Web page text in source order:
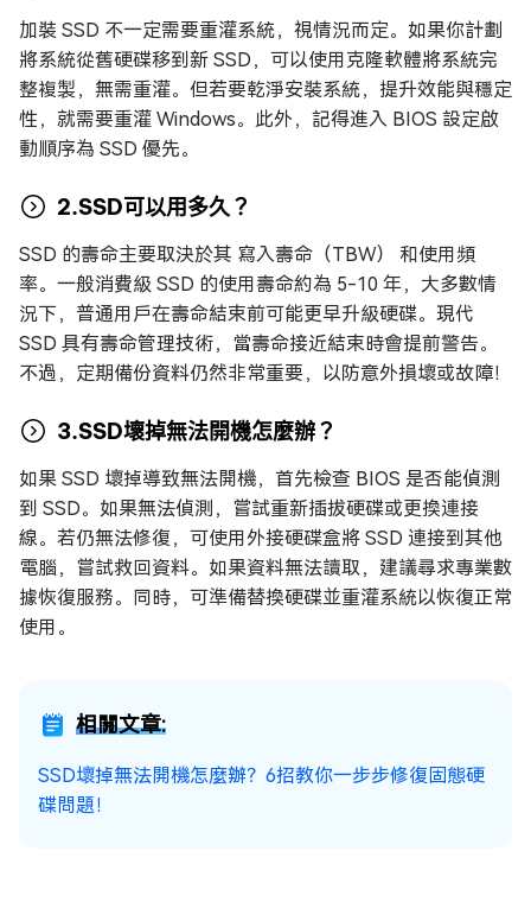
加裝 SSD 不一定需要重灌系統，視情況而定。如果你計劃
將系統從舊硬碟移到新 SSD，可以使用克隆軟體將系統完
整複製，無需重灌。但若要乾淨安裝系統，提升效能與穩定
性，就需要重灌 Windows。此外，記得進入 BIOS 設定啟
動順序為 SSD 優先。
2.SSD可以用多久？
SSD 的壽命主要取決於其 寫入壽命（TBW） 和使用頻
率。一般消費級 SSD 的使用壽命約為 5-10 年，大多數情
況下，普通用戶在壽命結束前可能更早升級硬碟。現代
SSD 具有壽命管理技術，當壽命接近結束時會提前警告。
不過，定期備份資料仍然非常重要，以防意外損壞或故障！
3.SSD壞掉無法開機怎麼辦？
如果 SSD 壞掉導致無法開機，首先檢查 BIOS 是否能偵測
到 SSD。如果無法偵測，嘗試重新插拔硬碟或更換連接
線。若仍無法修復，可使用外接硬碟盒將 SSD 連接到其他
電腦，嘗試救回資料。如果資料無法讀取，建議尋求專業數
據恢復服務。同時，可準備替換硬碟並重灌系統以恢復正常
使用。
相關文章:
SSD壞掉無法開機怎麼辦？6招教你一步步修復固態硬
碟問題！